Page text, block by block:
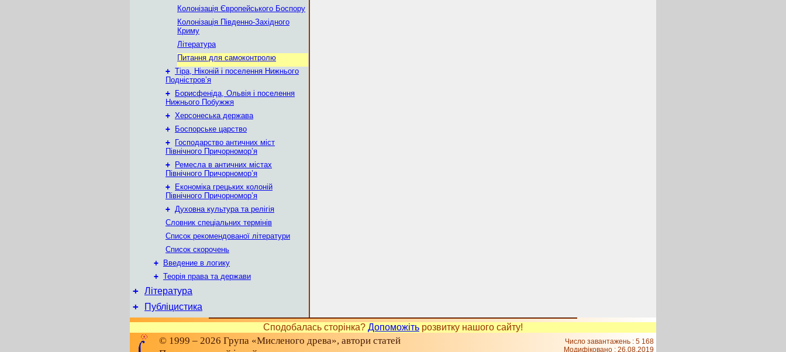
Колонізація Європейського Боспору
Колонізація Південно-Західного
Криму
Література
Питання для самоконтролю
+ Тіра, Ніконій і поселення Нижнього
Подністров’я
+
Борисфеніда, Ольвія і поселення
Нижнього Побужжя
+ Херсонеська держава
+
Боспорське царство
+
Господарство античних міст
Північного Причорномор’я
+
Ремесла в античних містах
Північного Причорномор’я
+
Економіка грецьких колоній
Північного Причорномор’я
+ Духовна культура та релігія
Словник спеціальних термінів
Список рекомендованої літератури
Список скорочень
+
Введение в логику
+ Теорія права та держави
+ Література
+ Публіцистика
Сподобалась сторінка? Допоможіть розвитку нашого сайту!
© 1999 – 2026 Група «Мисленого древа», автори статей
Число завантажень : 5 168
Модифіковано : 26.08.2019